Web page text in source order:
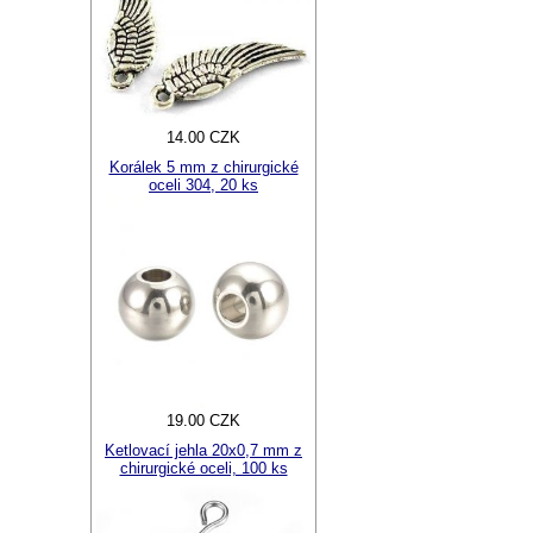
14.00 CZK
Korálek 5 mm z chirurgické
oceli 304, 20 ks
19.00 CZK
Ketlovací jehla 20x0,7 mm z
chirurgické oceli, 100 ks